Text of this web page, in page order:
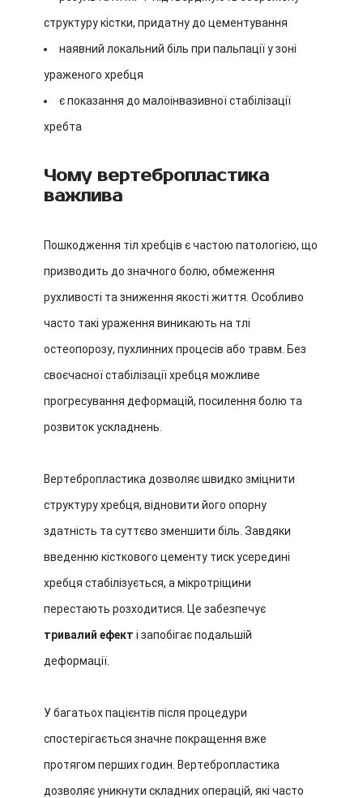
структуру кістки, придатну до цементування
наявний локальний біль при пальпації у зоні
ураженого хребця
є показання до малоінвазивної стабілізації
хребта
Чому вертебропластика
важлива
Пошкодження тіл хребців є частою патологією, що
призводить до значного болю, обмеження
рухливості та зниження якості життя. Особливо
часто такі ураження виникають на тлі
остеопорозу, пухлинних процесів або травм. Без
своєчасної стабілізації хребця можливе
прогресування деформацій, посилення болю та
розвиток ускладнень.
Вертебропластика дозволяє швидко зміцнити
структуру хребця, відновити його опорну
здатність та суттєво зменшити біль. Завдяки
введенню кісткового цементу тиск усередині
хребця стабілізується, а мікротріщини
перестають розходитися. Це забезпечує
тривалий ефект і запобігає подальшій
деформації.
У багатьох пацієнтів після процедури
спостерігається значне покращення вже
протягом перших годин. Вертебропластика
дозволяє уникнути складних операцій, які часто